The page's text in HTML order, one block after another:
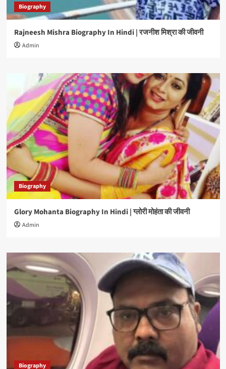
Biography
Rajneesh Mishra Biography In Hindi | रजनीश मिश्रा की जीवनी
Admin
Biography
Glory Mohanta Biography In Hindi | ग्लोरी मोहंता की जीवनी
Admin
Biography